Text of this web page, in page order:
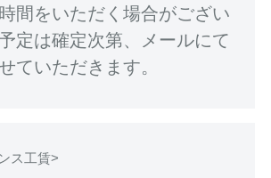
間をいただく場合がござい
定は確定次第、メールにて
ていただきます。
ス工賃>